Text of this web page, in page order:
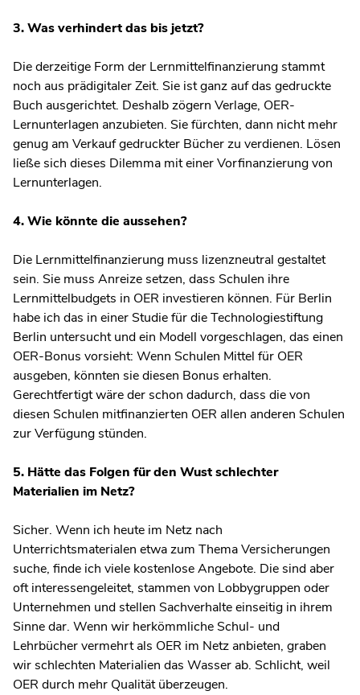
3. Was verhindert das bis jetzt?
Die derzeitige Form der Lernmittelfinanzierung stammt
noch aus prädigitaler Zeit. Sie ist ganz auf das gedruckte
Buch ausgerichtet. Deshalb zögern Verlage, OER-
Lernunterlagen anzubieten. Sie fürchten, dann nicht mehr
genug am Verkauf gedruckter Bücher zu verdienen. Lösen
ließe sich dieses Dilemma mit einer Vorfinanzierung von
Lernunterlagen.
4. Wie könnte die aussehen?
Die Lernmittelfinanzierung muss lizenzneutral gestaltet
sein. Sie muss Anreize setzen, dass Schulen ihre
Lernmittelbudgets in OER investieren können. Für Berlin
habe ich das in einer Studie für die Technologiestiftung
Berlin untersucht und ein Modell vorgeschlagen, das einen
OER-Bonus vorsieht: Wenn Schulen Mittel für OER
ausgeben, könnten sie diesen Bonus erhalten.
Gerechtfertigt wäre der schon dadurch, dass die von
diesen Schulen mitfinanzierten OER allen anderen Schulen
zur Verfügung stünden.
5. Hätte das Folgen für den Wust schlechter
Materialien im Netz?
Sicher. Wenn ich heute im Netz nach
Unterrichtsmaterialen etwa zum Thema Versicherungen
suche, finde ich viele kostenlose Angebote. Die sind aber
oft interessengeleitet, stammen von Lobbygruppen oder
Unternehmen und stellen Sachverhalte einseitig in ihrem
Sinne dar. Wenn wir herkömmliche Schul- und
Lehrbücher vermehrt als OER im Netz anbieten, graben
wir schlechten Materialien das Wasser ab. Schlicht, weil
OER durch mehr Qualität überzeugen.